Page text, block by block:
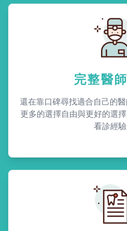
完整醫
還在靠口碑尋找適合自己的
更多的選擇自由與更好的選
看診經驗